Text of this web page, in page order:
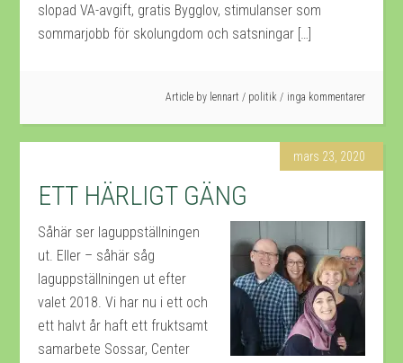
slopad VA-avgift, gratis Bygglov, stimulanser som
sommarjobb för skolungdom och satsningar […]
Article by lennart / politik inga kommentarer
mars 23, 2020
ETT HÄRLIGT GÄNG
Såhär ser laguppställningen
ut. Eller – såhär såg
laguppställningen ut efter
valet 2018. Vi har nu i ett och
ett halvt år haft ett fruktsamt
samarbete Sossar, Center